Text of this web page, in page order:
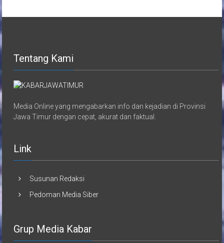
Tentang Kami
Media Online yang mengabarkan info dan kejadian di Provinsi
Jawa Timur dengan cepat, akurat dan faktual.
Link
Susunan Redaksi
Pedoman Media Siber
Grup Media Kabar